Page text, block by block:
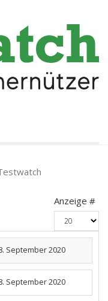
Anzeige #
September 2020
September 2020